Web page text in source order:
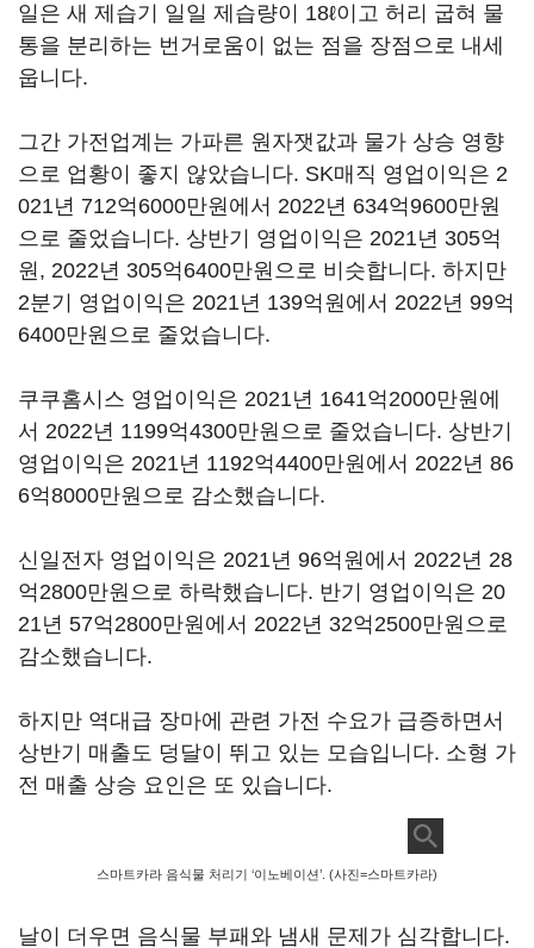
일은 새 제습기 일일 제습량이 18ℓ이고 허리 굽혀 물
통을 분리하는 번거로움이 없는 점을 장점으로 내세
웁니다.
그간 가전업계는 가파른 원자잿값과 물가 상승 영향
으로 업황이 좋지 않았습니다. SK매직 영업이익은 2
021년 712억6000만원에서 2022년 634억9600만원
으로 줄었습니다. 상반기 영업이익은 2021년 305억
원, 2022년 305억6400만원으로 비슷합니다. 하지만
2분기 영업이익은 2021년 139억원에서 2022년 99억
6400만원으로 줄었습니다.
쿠쿠홈시스 영업이익은 2021년 1641억2000만원에
서 2022년 1199억4300만원으로 줄었습니다. 상반기
영업이익은 2021년 1192억4400만원에서 2022년 86
6억8000만원으로 감소했습니다.
신일전자 영업이익은 2021년 96억원에서 2022년 28
억2800만원으로 하락했습니다. 반기 영업이익은 20
21년 57억2800만원에서 2022년 32억2500만원으로
감소했습니다.
하지만 역대급 장마에 관련 가전 수요가 급증하면서
상반기 매출도 덩달이 뛰고 있는 모습입니다. 소형 가
전 매출 상승 요인은 또 있습니다.
스마트카라 음식물 처리기 ‘이노베이션’. (사진=스마트카라)
날이 더우면 음식물 부패와 냄새 문제가 심각합니다.